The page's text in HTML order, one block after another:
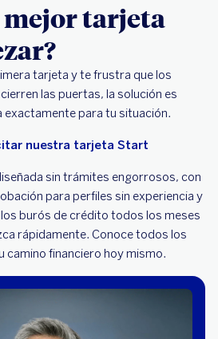
mejor tarjeta
tarjeta y te frustra que los
las puertas, la solución es
exactamente para tu situación.
nuestra tarjeta Start
sin trámites engorrosos, con
para perfiles sin experiencia y
burós de crédito todos los meses
rápidamente. Conoce todos los
camino financiero hoy mismo.